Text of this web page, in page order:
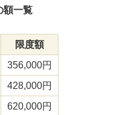
額一覧
限度額
356,000円
428,000円
620,000円